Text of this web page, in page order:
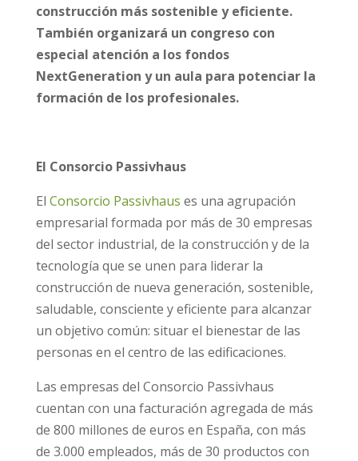
construcción más sostenible y eficiente.
También organizará un congreso con
especial atención a los fondos
NextGeneration y un aula para potenciar la
formación de los profesionales.
El Consorcio Passivhaus
El Consorcio Passivhaus es una agrupación
empresarial formada por más de 30 empresas
del sector industrial, de la construcción y de la
tecnología que se unen para liderar la
construcción de nueva generación, sostenible,
saludable, consciente y eficiente para alcanzar
un objetivo común: situar el bienestar de las
personas en el centro de las edificaciones.
Las empresas del Consorcio Passivhaus
cuentan con una facturación agregada de más
de 800 millones de euros en España, con más
de 3.000 empleados, más de 30 productos con